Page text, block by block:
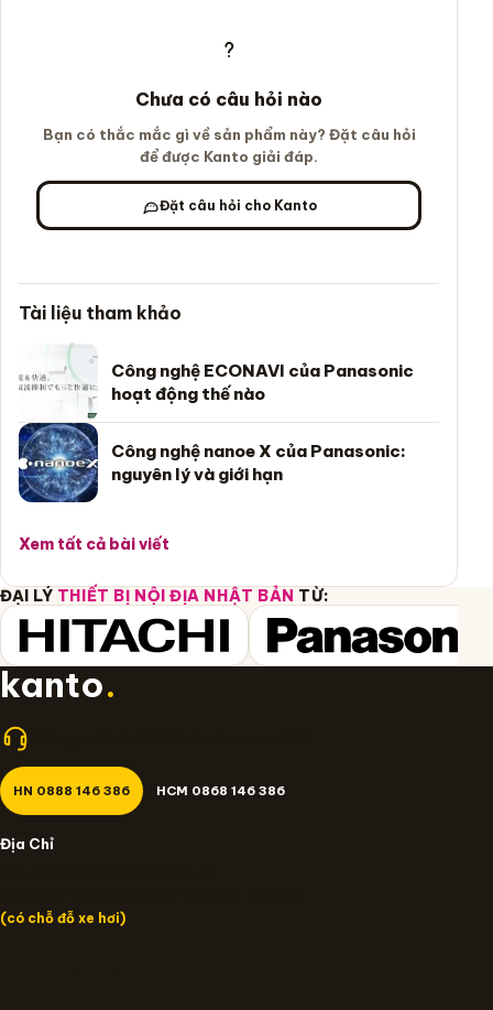
Chưa có câu hỏi nào
Bạn có thắc mắc gì về sản phẩm này? Đặt câu hỏi
để được Kanto giải đáp.
Đặt câu hỏi cho Kanto
Tài liệu tham khảo
Công nghệ ECONAVI của Panasonic
hoạt động thế nào
Công nghệ nanoe X của Panasonic:
nguyên lý và giới hạn
Xem tất cả bài viết
ĐẠI LÝ THIẾT BỊ NỘI ĐỊA NHẬT BẢN TỪ:
kanto.
HN 0888 146 386 HCM 0868 146 386
Địa Chỉ
(có chỗ đỗ xe hơi)